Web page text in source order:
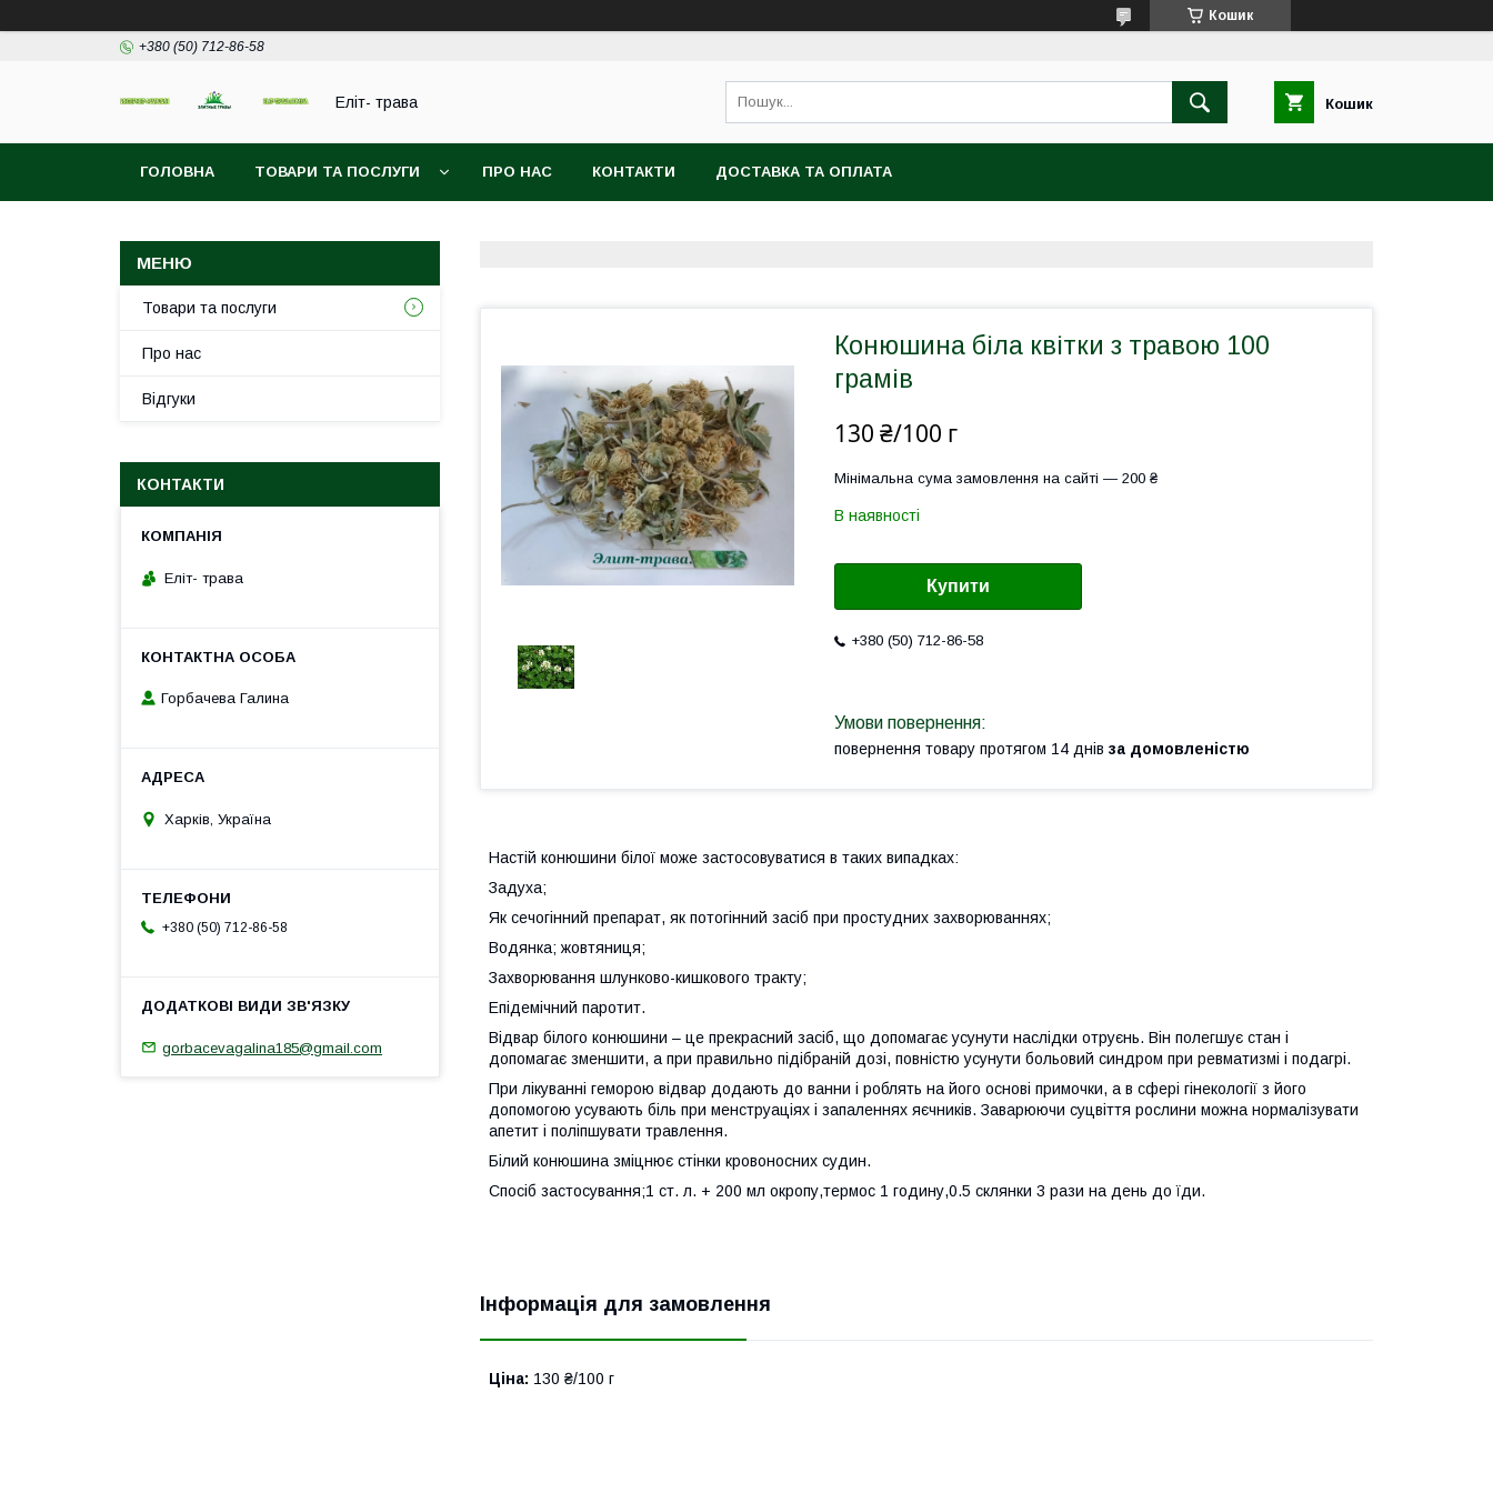
Кошик
+380 (50) 712-86-58
Еліт- трава Кошик
ГОЛОВНА ТОВАРИ ТА ПОСЛУГИ ПРО НАС КОНТАКТИ ДОСТАВКА ТА ОПЛАТА
Конюшина біла квітки з травою 100
грамів
130 ₴/100 г
Мінімальна сума замовлення на сайті — 200 ₴
В наявності
Купити
+380 (50) 712-86-58
повернення товару протягом 14 днів за домовленістю
Настій конюшини білої може застосовуватися в таких випадках:
Задуха;
Як сечогінний препарат, як потогінний засіб при простудних захворюваннях;
Водянка; жовтяниця;
Захворювання шлунково-кишкового тракту;
Епідемічний паротит.
Відвар білого конюшини – це прекрасний засіб, що допомагає усунути наслідки отруєнь. Він полегшує стан і
допомагає зменшити, а при правильно підібраній дозі, повністю усунути больовий синдром при ревматизмі і подагрі.
При лікуванні геморою відвар додають до ванни і роблять на його основі примочки, а в сфері гінекології з його
допомогою усувають біль при менструаціях і запаленнях яєчників. Заварюючи суцвіття рослини можна нормалізувати
апетит і поліпшувати травлення.
Білий конюшина зміцнює стінки кровоносних судин.
Спосіб застосування;1 ст. л. + 200 мл окропу,термос 1 годину,0.5 склянки 3 рази на день до їди.
Інформація для замовлення
Ціна: 130 ₴/100 г
Товари та послуги
Про нас
Відгуки
КОНТАКТИ
Еліт- трава
Горбачева Галина
Харків, Україна
+380 (50) 712-86-58
gorbacevagalina185@gmail.com